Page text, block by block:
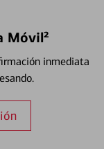
Móvil²
inmediata